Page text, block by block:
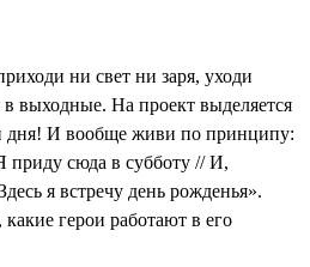
ни свет ни заря, уходи
в выходные. На проект выделяется
дня! И вообще живи по принципу:
сюда в субботу // И,
я встречу день рожденья».
герои работают в его